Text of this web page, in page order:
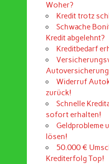
Woher?
Kredit trotz
Schwache
Kredit abgelehnt?
Kreditbedarf
Autoversicherung
Widerruf
zurück!
Schnelle
sofort erhalten!
Geldprobleme
lösen!
50.000 €
Krediterfolg Top!